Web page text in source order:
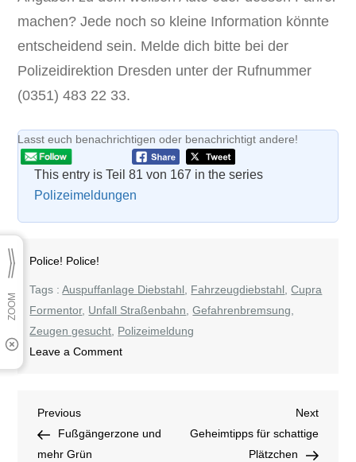
machen? Jede noch so kleine Information könnte
entscheidend sein. Melde dich bitte bei der
Polizeidirektion Dresden unter der Rufnummer
(0351) 483 22 33.
Lasst euch benachrichtigen oder benachrichtigt andere!
This entry is Teil 81 von 167 in the series
Polizeimeldungen
Police! Police!
Tags :Auspuffanlage Diebstahl, Fahrzeugdiebstahl,Cupra
Formentor, Unfall Straßenbahn,Gefahrenbremsung,
Zeugen gesucht, Polizeimeldung
Leave a Commenton
Beitragsnavigation
Previous
Post
Previous
Fußgängerzone und
mehr Grün
Next
Post
Next
Geheimtipps für schattige
Plätzchen